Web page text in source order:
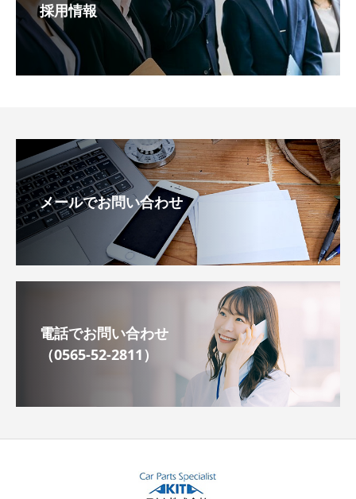
採用情報
メールでお問い合わせ
電話でお問い合わせ
（0565-52-2811）